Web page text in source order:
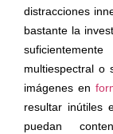
distracciones
bastante la
multiespectral o
imágenes en
resultar inútiles
puedan